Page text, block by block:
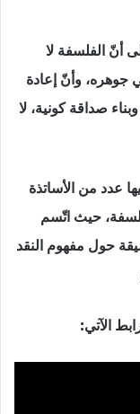
أنّ الفلسفة لا
جوهره، وأنّ إعادة
صداقة كونية، لا
عدد من الأساتذة
حيث اتّسم
حول مفهوم النقد
الآتي: